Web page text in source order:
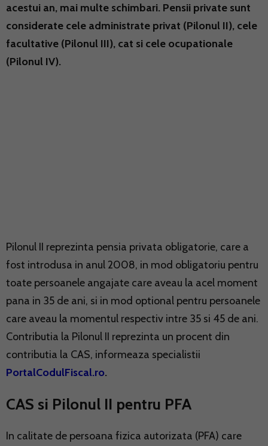
acestui an, mai multe schimbari. Pensii private sunt
considerate cele administrate privat (Pilonul II), cele
facultative (Pilonul III), cat si cele ocupationale
(Pilonul IV).
Pilonul II reprezinta pensia privata obligatorie, care a
fost introdusa in anul 2008, in mod obligatoriu pentru
toate persoanele angajate care aveau la acel moment
pana in 35 de ani, si in mod optional pentru persoanele
care aveau la momentul respectiv intre 35 si 45 de ani.
Contributia la Pilonul II reprezinta un procent din
contributia la CAS, informeaza specialistii
PortalCodulFiscal.ro.
CAS si Pilonul II pentru PFA
In calitate de persoana fizica autorizata (PFA) care